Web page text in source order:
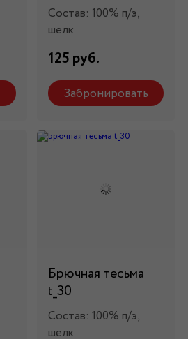
Состав: 100% п/э,
шелк
125 руб.
Забронировать
Брючная тесьма
t_30
Состав: 100% п/э,
шелк